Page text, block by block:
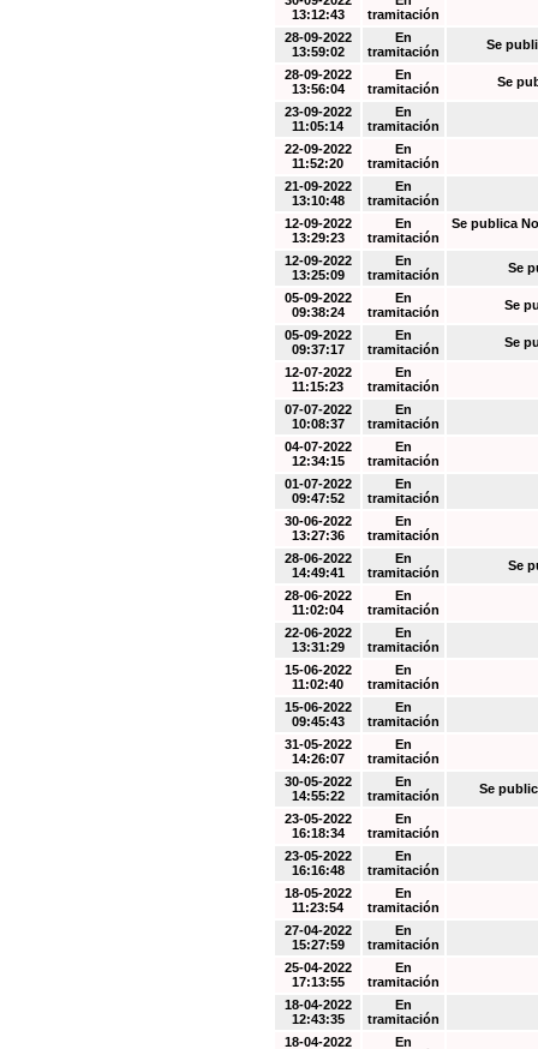
13:12:43
tramitación
28-09-2022
13:59:02
En
tramitación
Se
28-09-2022
13:56:04
En
tramitación
Se
23-09-2022
11:05:14
En
tramitación
22-09-2022
11:52:20
En
tramitación
21-09-2022
13:10:48
En
tramitación
12-09-2022
13:29:23
En
tramitación
Se publica
12-09-2022
13:25:09
En
tramitación
Se
05-09-2022
09:38:24
En
tramitación
Se
05-09-2022
09:37:17
En
tramitación
Se
12-07-2022
11:15:23
En
tramitación
07-07-2022
10:08:37
En
tramitación
04-07-2022
12:34:15
En
tramitación
01-07-2022
09:47:52
En
tramitación
30-06-2022
13:27:36
En
tramitación
28-06-2022
14:49:41
En
tramitación
Se
28-06-2022
11:02:04
En
tramitación
22-06-2022
13:31:29
En
tramitación
15-06-2022
11:02:40
En
tramitación
15-06-2022
09:45:43
En
tramitación
31-05-2022
14:26:07
En
tramitación
30-05-2022
14:55:22
En
tramitación
Se
23-05-2022
16:18:34
En
tramitación
23-05-2022
16:16:48
En
tramitación
18-05-2022
11:23:54
En
tramitación
27-04-2022
15:27:59
En
tramitación
25-04-2022
17:13:55
En
tramitación
18-04-2022
12:43:35
En
tramitación
18-04-2022
En